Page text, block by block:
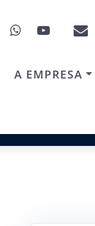
A EMPRESA